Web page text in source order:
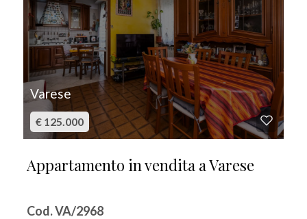
Varese
€ 125.000
Appartamento in vendita a Varese
Cod. VA/2968